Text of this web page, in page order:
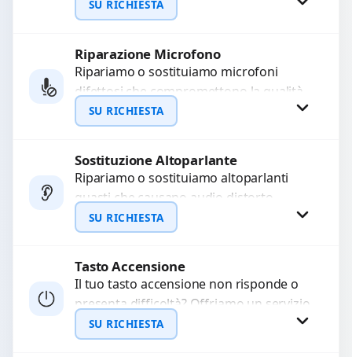
a moduli audio difettosi con interventi
precisi e componenti...
SU RICHIESTA
Richiedi Preventivo
WhatsApp
Riparazione Microfono
Ripariamo o sostituiamo microfoni
difettosi che compromettono la qualità
audio delle registrazioni o delle
chiamate. Diagnosi accurata e ricambi
SU RICHIESTA
Richiedi Preventivo
WhatsApp
Sostituzione Altoparlante
Ripariamo o sostituiamo altoparlanti
guasti che causano audio distorto,
basso o assente. Utilizziamo ricambi di
alta qualità garantiti per 3...
SU RICHIESTA
Richiedi Preventivo
WhatsApp
Tasto Accensione
Il tuo tasto accensione non risponde o
presenta difficoltà? Offriamo un servizio
professionale di riparazione o
sostituzione utilizzando componenti di...
SU RICHIESTA